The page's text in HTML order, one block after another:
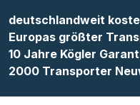
deutschlandweit
Europas größter
10 Jahre Kögler
2000 Transporter